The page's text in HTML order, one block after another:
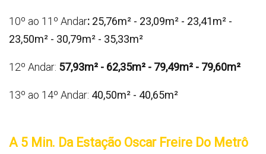
10º ao 11º Andar: 25,76m² - 23,09m² - 23,41m² -
23,50m² - 30,79m² - 35,33m²
12º Andar: 57,93m² - 62,35m² - 79,49m² - 79,60m²
13º ao 14º Andar: 40,50m² - 40,65m²
A 5 Min. Da Estação Oscar Freire Do Metrô